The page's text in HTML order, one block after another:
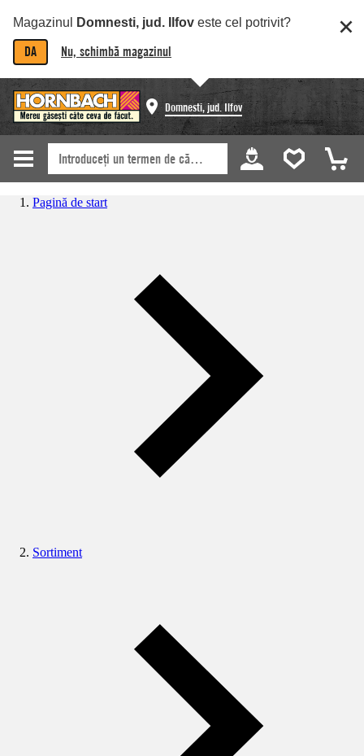
Magazinul Domnesti, jud. Ilfov este cel potrivit?
DA Nu, schimbă magazinul
Domnesti, jud. Ilfov
Pagină de start
Sortiment